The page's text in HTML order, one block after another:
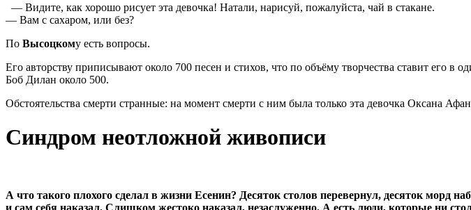
— Видите, как хорошо рисует эта девочка! Натали, нарисуй, пожалуйста, чай в стакане.
— Вам с сахаром, или без?
По Высоцкому есть вопросы.
Его авторству приписывают около 700 песен и стихов, что по объёму творчества ставит его
Боб Дилан около 500.
Обстоятельства смерти странные: на момент смерти с ним была только эта девочка Оксана
Синдром неотложной живописи
А что такого плохого сделал в жизни Есенин? Десяток столов перевернул, десяток
и сам себя наказал. Слишком жестоко наказал, незаслуженно. А есть люди, которые ни